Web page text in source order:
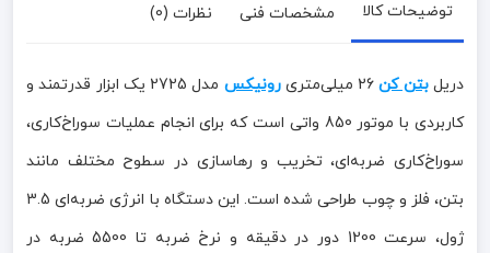
توضیحات کالا مشخصات فنی نظرات (0)
دریلبتن کن26 میلی‌متری رونیکس
مدل 2725 یک ابزار قدرتمند و
کاربردی با موتور 850 واتی است که برای انجام عملیات سوراخ‌کاری،
سوراخ‌کاری ضربه‌ای، تخریب و رهاسازی در سطوح مختلف مانند
بتن، فلز و چوب طراحی شده است. این دستگاه با انرژی ضربه‌ای 3.5
ژول، سرعت 1200 دور در دقیقه و نرخ ضربه تا 5500 ضربه در